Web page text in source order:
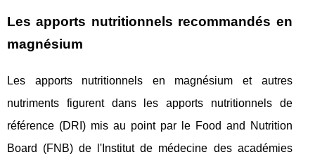
Les apports nutritionnels recommandés en
magnésium
Les apports nutritionnels en magnésium et autres
nutriments figurent dans les apports nutritionnels de
référence (DRI) mis au point par le Food and Nutrition
Board (FNB) de l'Institut de médecine des académies